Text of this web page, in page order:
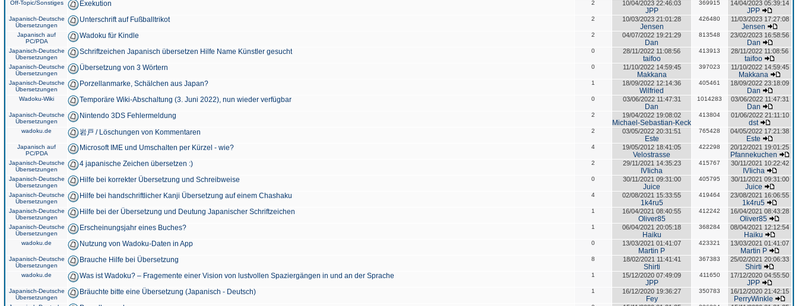
Off-Topic/Sonstiges Exekution 2 10/04/2023 22:46:03
JPP
369915 14/04/2023 05:39:14
JPP
Japanisch-Deutsche
Übersetzungen
Unterschrift auf Fußballtrikot 2 10/03/2023 21:01:28
Jensen
426480 11/03/2023 17:27:08
Jensen
Japanisch auf
PC/PDA
Wadoku für Kindle 2 04/07/2022 19:21:29
Dan
813548 23/02/2023 16:58:56
Dan
Japanisch-Deutsche
Übersetzungen
Schriftzeichen Japanisch übersetzen Hilfe Name Künstler gesucht 0 28/11/2022 11:08:56
taifoo
413913 28/11/2022 11:08:56
taifoo
Japanisch-Deutsche
Übersetzungen
Übersetzung von 3 Wörtern 0 11/10/2022 14:59:45
Makkana
397023 11/10/2022 14:59:45
Makkana
Japanisch-Deutsche
Übersetzungen
Porzellanmarke, Schälchen aus Japan? 1 18/09/2022 12:14:36
Wilfried
405461 18/09/2022 23:18:09
Dan
Wadoku-Wiki Temporäre Wiki-Abschaltung (3. Juni 2022), nun wieder verfügbar 0 03/06/2022 11:47:31
Dan
1014283 03/06/2022 11:47:31
Dan
Japanisch-Deutsche
Übersetzungen
Nintendo 3DS Fehlermeldung 2 19/04/2022 19:08:02
Michael-Sebastian-Keck
413804 01/06/2022 21:11:10
dst
wadoku.de 岩戸 / Löschungen von Kommentaren 2 03/05/2022 20:31:51
Este
765428 04/05/2022 17:21:38
Este
Japanisch auf
PC/PDA
Microsoft IME und Umschalten per Kürzel - wie? 4 19/05/2012 18:41:05
Velostrasse
422298 20/12/2021 19:01:25
Pfannekuchen
Japanisch-Deutsche
Übersetzungen
4 japanische Zeichen übersetzen :) 2 29/11/2021 14:35:23
IVIicha
415767 30/11/2021 10:22:42
IVIicha
Japanisch-Deutsche
Übersetzungen
Hilfe bei korrekter Übersetzung und Schreibweise 0 30/11/2021 09:31:00
Juice
405795 30/11/2021 09:31:00
Juice
Japanisch-Deutsche
Übersetzungen
Hilfe bei handschriftlicher Kanji Übersetzung auf einem Chashaku 4 02/08/2021 15:33:55
1k4ru5
419464 23/08/2021 16:06:55
1k4ru5
Japanisch-Deutsche
Übersetzungen
Hilfe bei der Übersetzung und Deutung Japanischer Schriftzeichen 1 16/04/2021 08:40:55
Oliver85
412242 16/04/2021 08:43:28
Oliver85
Japanisch-Deutsche
Übersetzungen
Erscheinungsjahr eines Buches? 1 06/04/2021 20:05:18
Haiku
368284 08/04/2021 12:12:54
Haiku
wadoku.de Nutzung von Wadoku-Daten in App 0 13/03/2021 01:41:07
Martin P
423321 13/03/2021 01:41:07
Martin P
Japanisch-Deutsche
Übersetzungen
Brauche Hilfe bei Übersetzung 8 18/02/2021 11:41:41
Shirti
367383 25/02/2021 20:06:33
Shirti
wadoku.de Was ist Wadoku? – Fragemente einer Vision von lustvollen Spaziergängen in und an der Sprache 1 15/12/2020 07:49:09
JPP
411650 17/12/2020 04:55:50
JPP
Japanisch-Deutsche
Übersetzungen
Bräuchte bitte eine Übersetzung (Japanisch - Deutsch) 1 16/12/2020 19:36:27
Fey
350783 16/12/2020 21:42:15
PerryWinkle